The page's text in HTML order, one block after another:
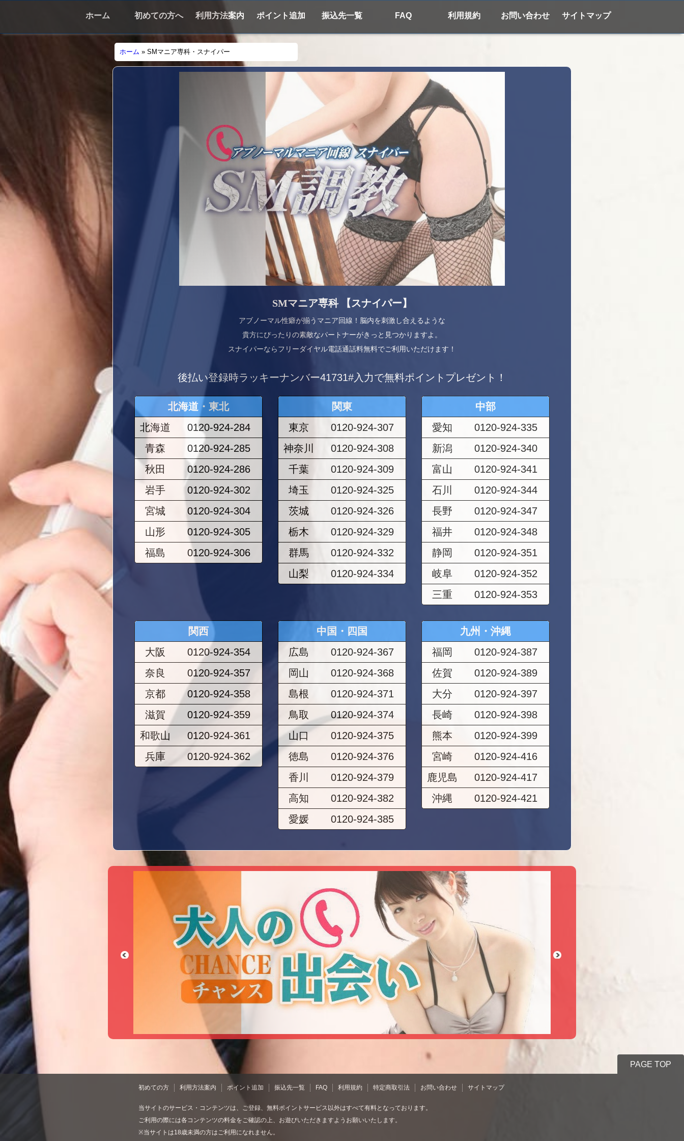
ホーム 初めての方へ 利用方法案内 ポイント追加 振込先一覧 FAQ 利用規約 お問い合わせ サイトマップ
ホーム » SMマニア専科・スナイパー
SMマニア専科 【スナイパー】
アブノーマル性癖が揃うマニア回線！脳内を刺激し合えるような
貴方にぴったりの素敵なパートナーがきっと見つかりますよ。
スナイパーならフリーダイヤル電話通話料無料でご利用いただけます！
後払い登録時ラッキーナンバー41731#入力で無料ポイントプレゼント！
北海道・東北
北海道
0120-924-284
青森
0120-924-285
秋田
0120-924-286
岩手
0120-924-302
宮城
0120-924-304
山形
0120-924-305
福島
0120-924-306
関東
東京
0120-924-307
神奈川
0120-924-308
千葉
0120-924-309
埼玉
0120-924-325
茨城
0120-924-326
栃木
0120-924-329
群馬
0120-924-332
山梨
0120-924-334
中部
愛知
0120-924-335
新潟
0120-924-340
富山
0120-924-341
石川
0120-924-344
長野
0120-924-347
福井
0120-924-348
静岡
0120-924-351
岐阜
0120-924-352
三重
0120-924-353
関西
大阪
0120-924-354
奈良
0120-924-357
京都
0120-924-358
滋賀
0120-924-359
和歌山
0120-924-361
兵庫
0120-924-362
中国・四国
広島
0120-924-367
岡山
0120-924-368
島根
0120-924-371
鳥取
0120-924-374
山口
0120-924-375
徳島
0120-924-376
香川
0120-924-379
高知
0120-924-382
愛媛
0120-924-385
九州・沖縄
福岡
0120-924-387
佐賀
0120-924-389
大分
0120-924-397
長崎
0120-924-398
熊本
0120-924-399
宮崎
0120-924-416
鹿児島
0120-924-417
沖縄
0120-924-421
PAGE TOP
初めての方 利用方法案内 ポイント追加 振込先一覧 FAQ 利用規約 特定商取引法 お問い合わせ サイトマップ
当サイトのサービス・コンテンツは、ご登録、無料ポイントサービス以外はすべて有料となっております。
ご利用の際には各コンテンツの料金をご確認の上、お遊びいただきますようお願いいたします。
※当サイトは18歳未満の方はご利用になれません。